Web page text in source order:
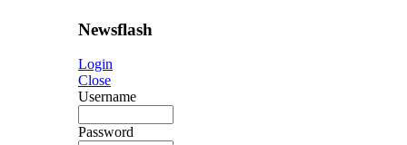
Newsflash
Login
Close
Username
Password